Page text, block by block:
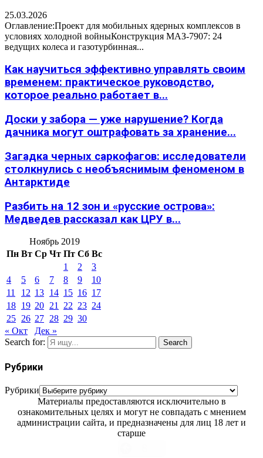
25.03.2026
Оглавление:Проект для мобильных ядерных комплексов в
условиях холодной войныКонструкция МАЗ-7907: 24
ведущих колеса и газотурбинная...
Как научиться эффективно управлять своим
временем: практическое руководство,
которое реально работает в...
Доски у забора — уже нарушение? Когда
дачника могут оштрафовать за хранение...
Загадка черных саркофагов: исследователи
столкнулись с необъяснимым феноменом в
Антарктиде
Разбить на 12 зон и «русские острова»:
Медведев рассказал как ЦРУ в...
Ноябрь 2019
Пн Вт Ср Чт Пт Сб Вс
1
2
3
4
5 6 7 8 9
10
11
12 13 14 15 16 17
18 19 20 21 22 23 24
25 26 27 28 29 30
« Окт
Дек »
Search for:
Search
Рубрики
Рубрики
Материалы предоставляются исключительно в
ознакомительных целях и могут не совпадать с мнением
администрации сайта, и предназначены для лиц 18 лет и
старше